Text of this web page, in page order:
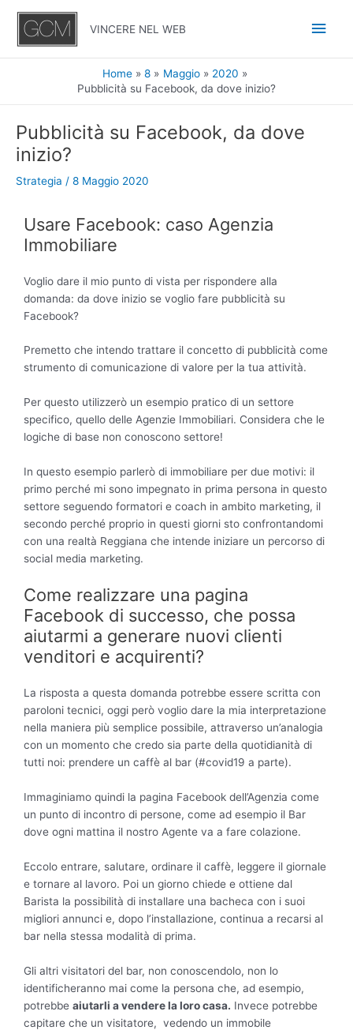
contenuto
VINCERE NEL WEB
Home 8 Maggio
2020
Pubblicità su Facebook, da dove inizio?
Pubblicità su Facebook, da dove
inizio?
Strategia / 8 Maggio 2020
Usare Facebook: caso Agenzia
Immobiliare
Voglio dare il mio punto di vista per rispondere alla
domanda: da dove inizio se voglio fare pubblicità su
Facebook?
Premetto che intendo trattare il concetto di pubblicità come
strumento di comunicazione di valore per la tua attività.
Per questo utilizzerò un esempio pratico di un settore
specifico, quello delle Agenzie Immobiliari. Considera che le
logiche di base non conoscono settore!
In questo esempio parlerò di immobiliare per due motivi: il
primo perché mi sono impegnato in prima persona in questo
settore seguendo formatori e coach in ambito marketing, il
secondo perché proprio in questi giorni sto confrontandomi
con una realtà Reggiana che intende iniziare un percorso di
social media marketing.
Come realizzare una pagina
Facebook di successo, che possa
aiutarmi a generare nuovi clienti
venditori e acquirenti?
La risposta a questa domanda potrebbe essere scritta con
paroloni tecnici, oggi però voglio dare la mia interpretazione
nella maniera più semplice possibile, attraverso un’analogia
con un momento che credo sia parte della quotidianità di
tutti noi: prendere un caffè al bar (#covid19 a parte).
Immaginiamo quindi la pagina Facebook dell’Agenzia come
un punto di incontro di persone, come ad esempio il Bar
dove ogni mattina il nostro Agente va a fare colazione.
Eccolo entrare, salutare, ordinare il caffè, leggere il giornale
e tornare al lavoro. Poi un giorno chiede e ottiene dal
Barista la possibilità di installare una bacheca con i suoi
migliori annunci e, dopo l’installazione, continua a recarsi al
bar nella stessa modalità di prima.
Gli altri visitatori del bar, non conoscendolo, non lo
identificheranno mai come la persona che, ad esempio,
potrebbe aiutarli a vendere la loro casa. Invece potrebbe
capitare che un visitatore, vedendo un immobile
articoli